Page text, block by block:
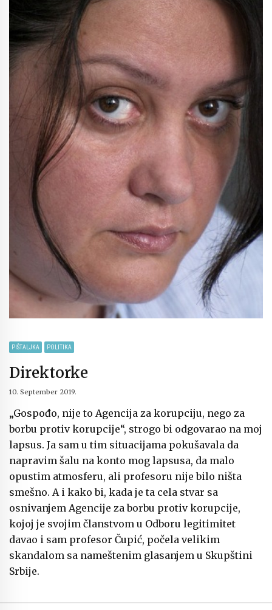
PIŠTALJKA POLITIKA
Direktorke
10. September 2019.
„Gospođo, nije to Agencija za korupciju, nego za
borbu protiv korupcije“, strogo bi odgovarao na moj
lapsus. Ja sam u tim situacijama pokušavala da
napravim šalu na konto mog lapsusa, da malo
opustim atmosferu, ali profesoru nije bilo ništa
smešno. A i kako bi, kada je ta cela stvar sa
osnivanjem Agencije za borbu protiv korupcije,
kojoj je svojim članstvom u Odboru legitimitet
davao i sam profesor Čupić, počela velikim
skandalom sa nameštenim glasanjem u Skupštini
Srbije.